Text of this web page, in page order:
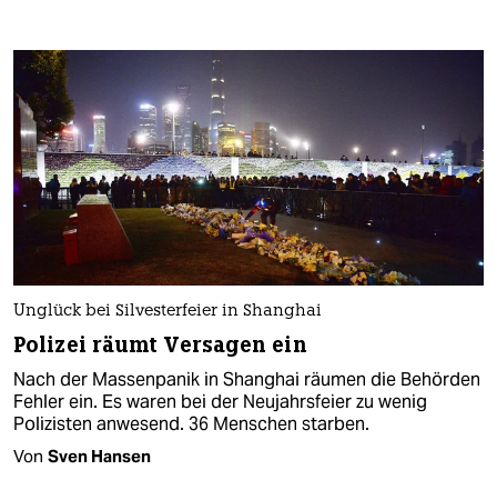
Unglück bei Silvesterfeier in Shanghai
Polizei räumt Versagen ein
Nach der Massenpanik in Shanghai räumen die Behörden
Fehler ein. Es waren bei der Neujahrsfeier zu wenig
Polizisten anwesend. 36 Menschen starben.
Von Sven Hansen